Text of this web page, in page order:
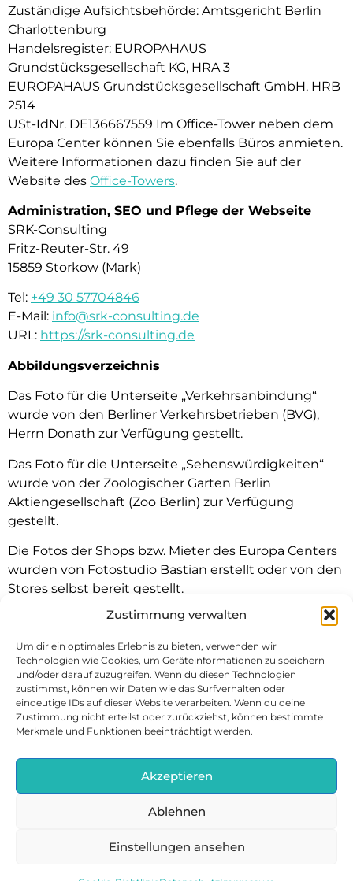
Zustimmung verwalten
Um dir ein optimales Erlebnis zu bieten, verwenden wir
Technologien wie Cookies, um Geräteinformationen zu speichern
und/oder darauf zuzugreifen. Wenn du diesen Technologien
zustimmst, können wir Daten wie das Surfverhalten oder
eindeutige IDs auf dieser Website verarbeiten. Wenn du deine
Zustimmung nicht erteilst oder zurückziehst, können bestimmte
Merkmale und Funktionen beeinträchtigt werden.
Akzeptieren
Ablehnen
Einstellungen ansehen
Zuständige Aufsichtsbehörde: Amtsgericht Berlin
Charlottenburg
Handelsregister: EUROPAHAUS
Grundstücksgesellschaft KG, HRA 3
EUROPAHAUS Grundstücksgesellschaft GmbH, HRB
2514
USt-IdNr. DE136667559 Im Office-Tower neben dem
Europa Center können Sie ebenfalls Büros anmieten.
Weitere Informationen dazu finden Sie auf der
Website des Office-Towers.
Administration, SEO und Pflege der Webseite
SRK-Consulting
Fritz-Reuter-Str. 49
15859 Storkow (Mark)
Tel: +49 30 57704846
E-Mail: info@srk-consulting.de
URL: https://srk-consulting.de
Abbildungsverzeichnis
Das Foto für die Unterseite „Verkehrsanbindung“
wurde von den Berliner Verkehrsbetrieben (BVG),
Herrn Donath zur Verfügung gestellt.
Das Foto für die Unterseite „Sehenswürdigkeiten“
wurde von der Zoologischer Garten Berlin
Aktiengesellschaft (Zoo Berlin) zur Verfügung
gestellt.
Die Fotos der Shops bzw. Mieter des Europa Centers
wurden von Fotostudio Bastian erstellt oder von den
Stores selbst bereit gestellt.
Jobs
Kontakt
Datenschutz
Impressum
Cookie-Richtlinie (EU)
Urheberrechte © 2022 Werbegemeinschaft Europa